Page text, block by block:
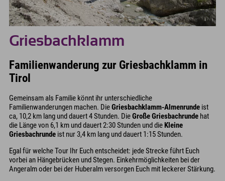
Griesbachklamm
Familienwanderung zur Griesbachklamm in
Tirol
Gemeinsam als Familie könnt ihr unterschiedliche
Familienwanderungen machen. DieGriesbachklamm-Almenrunde ist
ca, 10,2 km lang und dauert 4 Stunden. DieGroße Griesbachrunde hat
die Länge von 6,1 km und dauert 2:30 Stunden und die Kleine
Griesbachrunde ist nur 3,4 km lang und dauert 1:15 Stunden.
Egal für welche Tour Ihr Euch entscheidet: jede Strecke führt Euch
vorbei an Hängebrücken und Stegen. Einkehrmöglichkeiten bei der
Angeralm oder bei der Huberalm versorgen Euch mit leckerer Stärkung.